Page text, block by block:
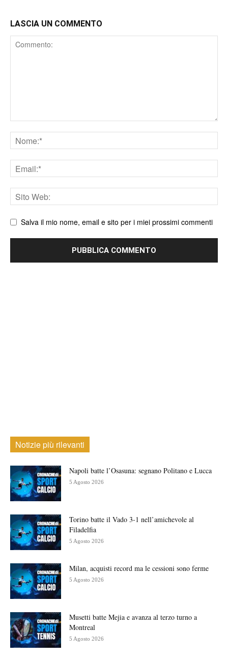
LASCIA UN COMMENTO
Comment
Nome
Email
Sito
web
Salva il mio nome, email e sito per i miei prossimi commenti
Notizie più rilevanti
Napoli batte l’Osasuna: segnano Politano e Lucca
5 Agosto 2026
Torino batte il Vado 3-1 nell’amichevole al
Filadelfia
5 Agosto 2026
Milan, acquisti record ma le cessioni sono ferme
5 Agosto 2026
Musetti batte Mejia e avanza al terzo turno a
Montreal
5 Agosto 2026